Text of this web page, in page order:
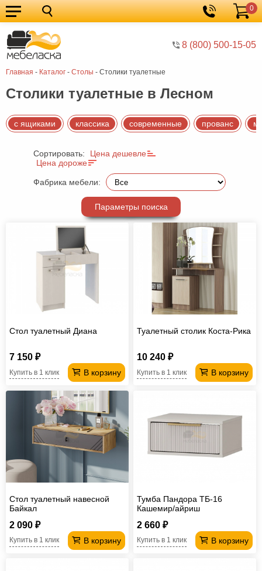
8 (800) 500-15-05
Корзина
0
Главная - Каталог - Столы - Столики туалетные
Кухонные
гарнитуры
Мебель
для
кухни
Мебель
для
спальни
Кровати
Шкафы
Диваны
мебель
Детская
мебель
Мебель
компьютер
для
Мебель
Кресла-
мешки
Мебель
ротанга
Садовая
мебель
Косметологическое
Столики туалетные в Лесном
с ящиками классика современные прованс
Сортировать:
Цена дешевле
Цена дороже
Фабрика мебели:
Параметры поиска
Стол туалетный Диана
7 150 ₽
В корзину
Купить в 1 клик
Туалетный столик Коста-Рика
10 240 ₽
В корзину
Купить в 1 клик
Стол туалетный навесной
Байкал
2 090 ₽
В корзину
Купить в 1 клик
Тумба Пандора ТБ-16
Кашемир/айриш
2 660 ₽
В корзину
Купить в 1 клик